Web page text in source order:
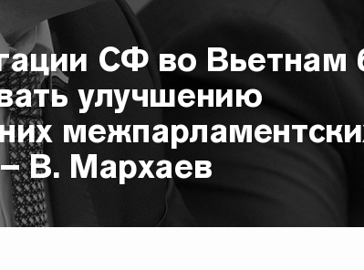
СФ во Вьетнам
улучшению
В. Мархаев